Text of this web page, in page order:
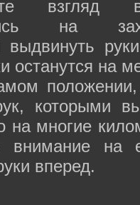
на
выдвинуть
останутся на
положении,
которыми
на многие
внимание на
вперед.